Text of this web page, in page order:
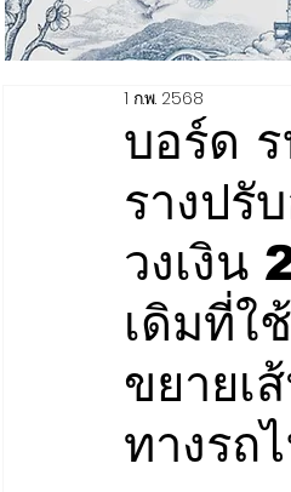
บอร์ด
รางปรั
วงเงิน
เดิมที่ใ
ขยายเ
ทางรถ
1 ก.พ. 2568